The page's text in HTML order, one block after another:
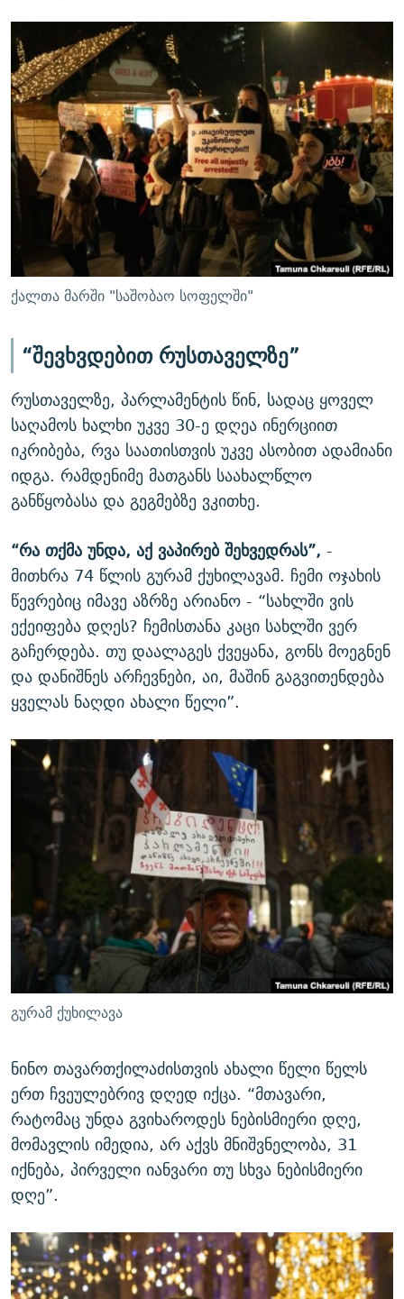
ქალთა მარში "საშობაო სოფელში"
“შევხვდებით რუსთაველზე”
რუსთაველზე, პარლამენტის წინ, სადაც ყოველ
საღამოს ხალხი უკვე 30-ე დღეა ინერციით
იკრიბება, რვა საათისთვის უკვე ასობით ადამიანი
იდგა. რამდენიმე მათგანს საახალწლო
განწყობასა და გეგმებზე ვკითხე.
“რა თქმა უნდა, აქ ვაპირებ შეხვედრას”, -
მითხრა 74 წლის გურამ ქუხილავამ. ჩემი ოჯახის
წევრებიც იმავე აზრზე არიანო - “სახლში ვის
ექეიფება დღეს? ჩემისთანა კაცი სახლში ვერ
გაჩერდება. თუ დაალაგეს ქვეყანა, გონს მოეგნენ
და დანიშნეს არჩევნები, აი, მაშინ გაგვითენდება
ყველას ნაღდი ახალი წელი”.
გურამ ქუხილავა
ნინო თავართქილაძისთვის ახალი წელი წელს
ერთ ჩვეულებრივ დღედ იქცა. “მთავარი,
რატომაც უნდა გვიხაროდეს ნებისმიერი დღე,
მომავლის იმედია, არ აქვს მნიშვნელობა, 31
იქნება, პირველი იანვარი თუ სხვა ნებისმიერი
დღე”.